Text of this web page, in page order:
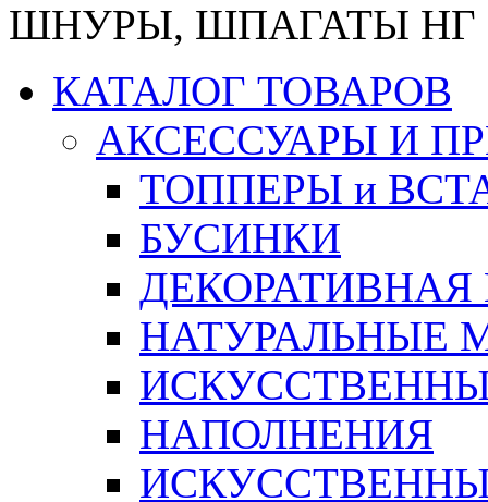
ШНУРЫ, ШПАГАТЫ НГ
КАТАЛОГ ТОВАРОВ
АКСЕССУАРЫ И
ТОППЕРЫ и
БУСИНКИ
ДЕКОРАТИВНАЯ
НАТУРАЛЬНЫЕ
НАПОЛНЕНИЯ